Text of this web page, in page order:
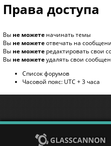
Права доступа
Вы не можете начинать темы
Вы не можетеотвечать на
Вы не можете редактировать свои
Вы не можетеудалять свои
Список форумов
Часовой пояс: UTC + 3 часа